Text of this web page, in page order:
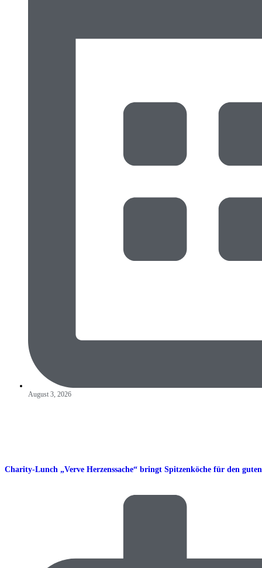
August 3, 2026
Charity-Lunch „Verve Herzenssache“ bringt Spitzenköche für den